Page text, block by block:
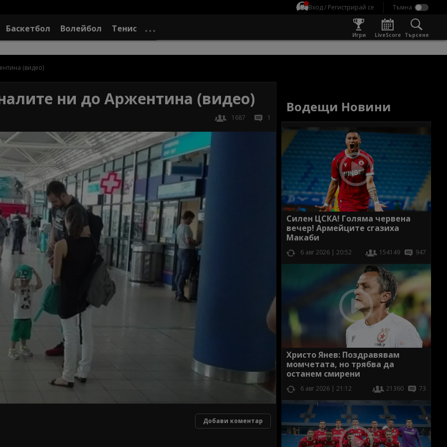
Вход / Регистрирай се
Баскетбол Волейбол Тенис
Игри LiveScore Търсене
(видео)
ни до Аржентина (видео)
1687 1
Добави коментар
Водещи Новини
Силен ЦСКА! Голяма червена
вечер! Армейците сгазиха
Макаби
6 авг 2026 | 20:52 154149 947
Христо Янев: Поздравявам
момчетата, но трябва да
останем смирени
6 авг 2026 | 21:12 21360 73